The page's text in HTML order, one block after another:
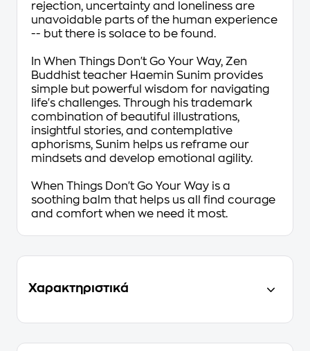
rejection, uncertainty and loneliness are
unavoidable parts of the human experience
-- but there is solace to be found.
In When Things Don't Go Your Way, Zen
Buddhist teacher Haemin Sunim provides
simple but powerful wisdom for navigating
life's challenges. Through his trademark
combination of beautiful illustrations,
insightful stories, and contemplative
aphorisms, Sunim helps us reframe our
mindsets and develop emotional agility.
When Things Don't Go Your Way is a
soothing balm that helps us all find courage
and comfort when we need it most.
Χαρακτηριστικά